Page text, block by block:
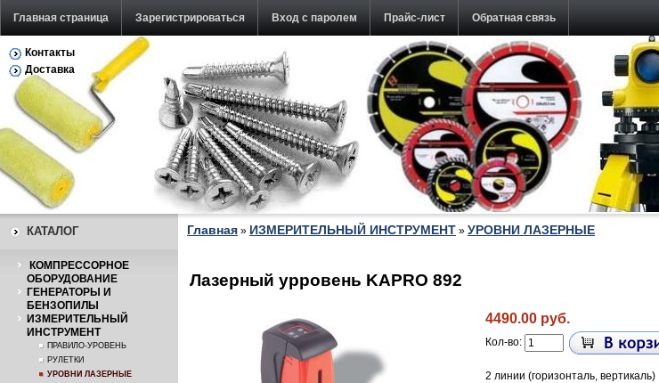
Главная страница Зарегистрироваться Вход с паролем Прайс-лист Обратная связь
Контакты
Доставка
КАТАЛОГ
КОМПРЕССОРНОЕ
ОБОРУДОВАНИЕ
ГЕНЕРАТОРЫ И
БЕНЗОПИЛЫ
ИЗМЕРИТЕЛЬНЫЙ
ИНСТРУМЕНТ
ПРАВИЛО-УРОВЕНЬ
РУЛЕТКИ
УРОВНИ ЛАЗЕРНЫЕ
Главная » ИЗМЕРИТЕЛЬНЫЙ ИНСТРУМЕНТ » УРОВНИ ЛАЗЕРНЫЕ
Лазерный урровень KAPRO 892
4490.00 руб.
Кол-во:
2 линии (горизонталь, вертикаль)